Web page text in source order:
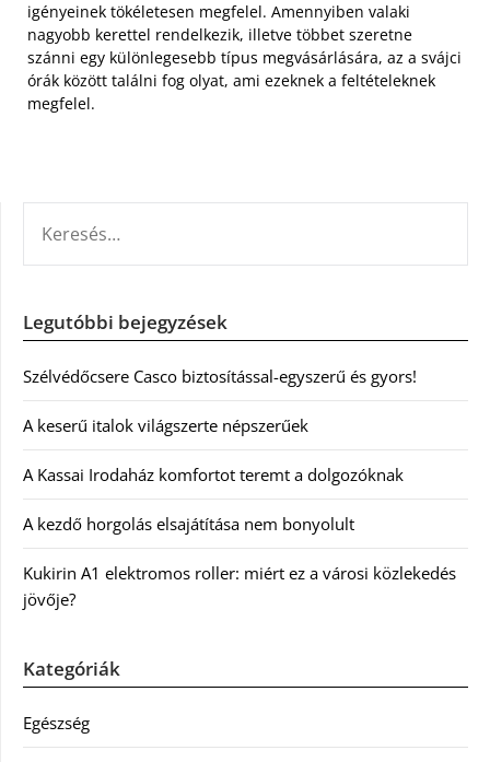
igényeinek tökéletesen megfelel. Amennyiben valaki
nagyobb kerettel rendelkezik, illetve többet szeretne
szánni egy különlegesebb típus megvásárlására, az a svájci
órák között találni fog olyat, ami ezeknek a feltételeknek
megfelel.
Legutóbbi bejegyzések
Szélvédőcsere Casco biztosítással-egyszerű és gyors!
A keserű italok világszerte népszerűek
A Kassai Irodaház komfortot teremt a dolgozóknak
A kezdő horgolás elsajátítása nem bonyolult
Kukirin A1 elektromos roller: miért ez a városi közlekedés
jövője?
Kategóriák
Egészség